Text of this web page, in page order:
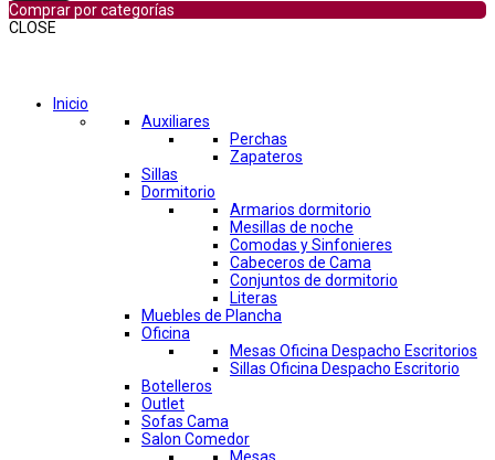
Comprar por categorías
CLOSE
Inicio
Auxiliares
Perchas
Zapateros
Sillas
Dormitorio
Armarios dormitorio
Mesillas de noche
Comodas y Sinfonieres
Cabeceros de Cama
Conjuntos de dormitorio
Literas
Muebles de Plancha
Oficina
Mesas Oficina Despacho Escritorios
Sillas Oficina Despacho Escritorio
Botelleros
Outlet
Sofas Cama
Salon Comedor